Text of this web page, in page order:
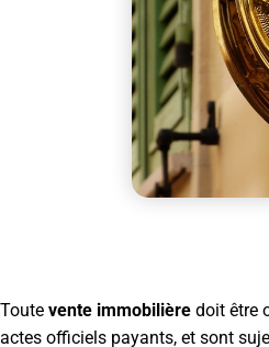
Toute vente immobilière doit être
actes officiels payants, et sont